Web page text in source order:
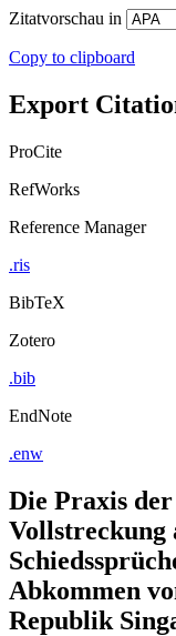
Zitatvorschau in
Copy to clipboard
Export
ProCite
RefWorks
Reference Manager
.ris
BibTeX
Zotero
.bib
EndNote
.enw
Die Praxis
Vollstreckung
Abkommen
Republik